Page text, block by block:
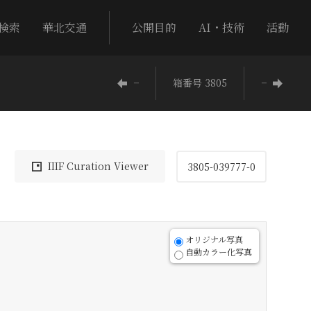
索 華北交通 公開目的 AI・技術 活動
− 箱番号 3805 −
IIIF Curation Viewer 3805-039777-0
オリジナル写真
自動カラー化写真